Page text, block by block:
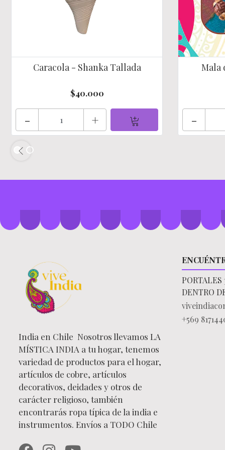
Caracola - Shanka Tallada
$40.000
- +
Mala
-
India en Chile Nosotros llevamos LA
MÍSTICA INDIA a tu hogar, tenemos
variedad de productos para el hogar,
artículos de cobre, artículos
decorativos, deidades y otros de
carácter religioso, también
encontrarás ropa típica de la india e
instrumentos. Envíos a TODO Chile
DENTRO
+569